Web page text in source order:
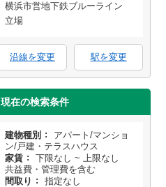
横浜市営地下鉄ブルーライン
立場
沿線を変更 駅を変更
現在の検索条件
建物種別
アパート/マンショ
ン/戸建・テラスハウス
家賃
下限なし ~ 上限なし
共益費・管理費を含む
間取り
指定なし